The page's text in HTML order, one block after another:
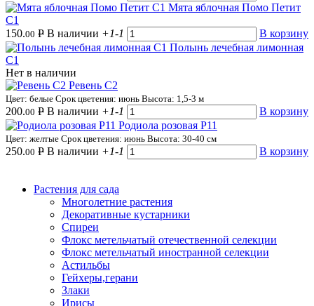
Мята яблочная Помо Петит
С1
150.00 Р В наличии +1-1
В корзину
Полынь лечебная лимонная
С1
Нет в наличии
Ревень С2
Цвет: белые Срок цветения: июнь Высота: 1,5-3 м
200.00 Р В наличии +1-1
В корзину
Родиола розовая Р11
Цвет: желтые Срок цветения: июнь Высота: 30-40 см
250.00 Р В наличии +1-1 В корзину
Растения для сада
Многолетние растения
Декоративные кустарники
Спиреи
Флокс метельчатый отечественной селекции
Флокс метельчатый иностранной селекции
Астильбы
Гейхеры,герани
Злаки
Ирисы